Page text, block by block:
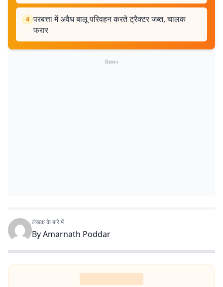
4 परबत्ता में अवैध बालू परिवहन करते ट्रैक्टर जब्त, चालक
फरार
विज्ञापन
लेखक के बारे में
ByAmarnath Poddar